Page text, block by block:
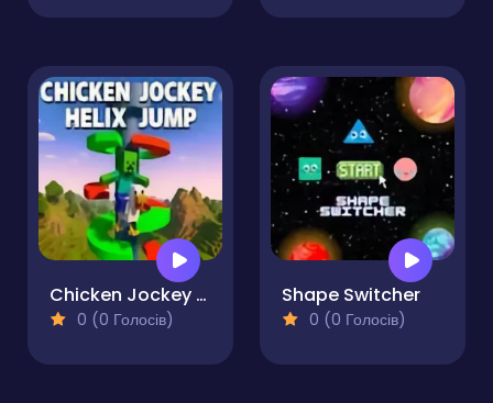
Chicken Jockey Helix Jump
0 (0 Голосів)
Shape Switcher
0 (0 Голосів)